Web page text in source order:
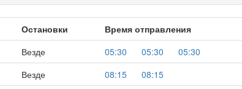
Остановки
Время отправления
Везде 05:30 05:30
05:30
Везде 08:15
08:15